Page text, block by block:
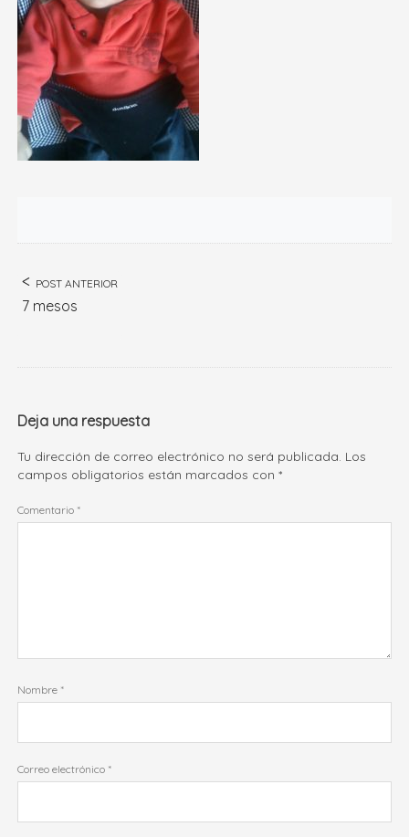
POST ANTERIOR
7 mesos
Deja una respuesta
Tu dirección de correo electrónico no será publicada. Los
campos obligatorios están marcados con*
Comentario *
Nombre *
Correo electrónico *